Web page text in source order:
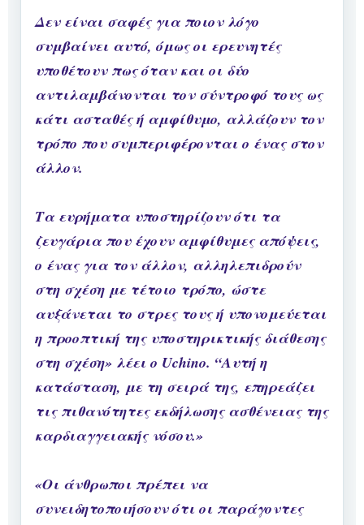
Δεν είναι σαφές για ποιον λόγο
συμβαίνει αυτό, όμως οι ερευνητές
υποθέτουν πως όταν και οι δύο
αντιλαμβάνονται τον σύντροφό τους ως
κάτι ασταθές ή αμφίθυμο, αλλάζουν τον
τρόπο που συμπεριφέρονται ο ένας στον
άλλον.
Τα ευρήματα υποστηρίζουν ότι τα
ζευγάρια που έχουν αμφίθυμες απόψεις,
ο ένας για τον άλλον, αλληλεπιδρούν
στη σχέση με τέτοιο τρόπο, ώστε
αυξάνεται το στρες τους ή υπονομεύεται
η προοπτική της υποστηρικτικής διάθεσης
στη σχέση» λέει ο Uchino. “Αυτή η
κατάσταση, με τη σειρά της, επηρεάζει
τις πιθανότητες εκδήλωσης ασθένειας της
καρδιαγγειακής νόσου.»
«Οι άνθρωποι πρέπει να
συνειδητοποιήσουν ότι οι παράγοντες